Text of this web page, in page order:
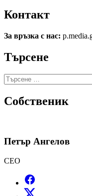
Контакт
За връзка с нас:
Търсене
Търсене
за:
Собственик
Петър Ангелов
CEO